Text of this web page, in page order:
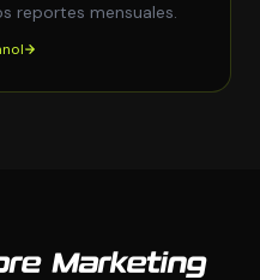
reportes mensuales.
Marketing